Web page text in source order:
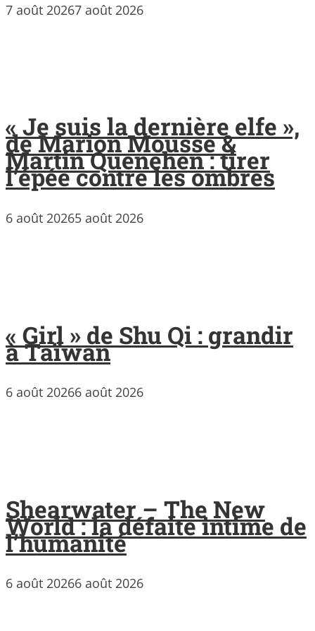
7 août 20267 août 2026
« Je suis la dernière elfe »,
de Marion Mousse &
Martin Quenehen : tirer
l’épée contre les ombres
6 août 20265 août 2026
« Girl » de Shu Qi : grandir
à Taïwan
6 août 20266 août 2026
Shearwater – The New
World : la défaite intime de
l’humanité
6 août 20266 août 2026